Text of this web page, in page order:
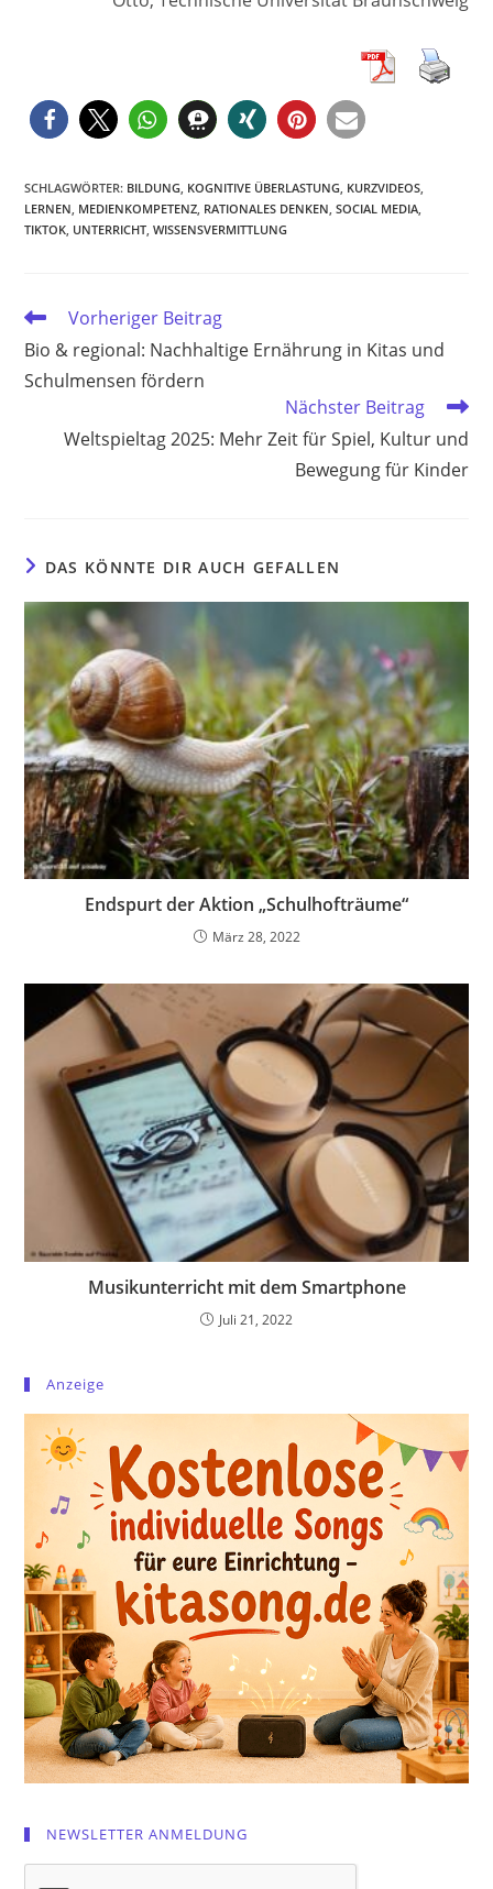
SCHLAGWÖRTER: BILDUNG KOGNITIVE ÜBERLASTUNG KURZVIDEOS
LERNEN MEDIENKOMPETENZ RATIONALES DENKEN SOCIAL MEDIA
TIKTOK UNTERRICHT WISSENSVERMITTLUNG
Weitere
ansehen
Vorheriger Beitrag
Bio & regional: Nachhaltige Ernährung in Kitas und
Schulmensen fördern
Nächster Beitrag
Weltspieltag 2025: Mehr Zeit für Spiel, Kultur und
Bewegung für Kinder
DAS KÖNNTE DIR AUCH GEFALLEN
Endspurt der Aktion „Schulhofträume“
März 28, 2022
Musikunterricht mit dem Smartphone
Juli 21, 2022
Anzeige
NEWSLETTER ANMELDUNG